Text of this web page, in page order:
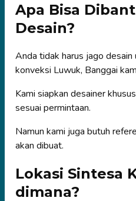
Apa Bisa
Desain?
Anda tidak harus jago
konveksi Luwuk, Banggai
Kami siapkan desainer
sesuai permintaan.
Namun kami juga butuh
akan dibuat.
Lokasi Sintesa
dimana?